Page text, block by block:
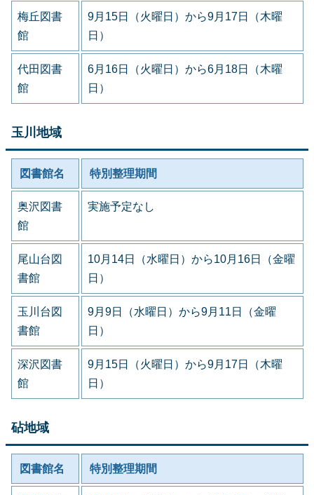
梅丘図書
館
9月15日（火曜日）から9月17日（木曜
日）
代田図書
館
6月16日（火曜日）から6月18日（木曜
日）
玉川地域
図書館名 特別整理期間
奥沢図書
館
実施予定なし
尾山台図
書館
10月14日（水曜日）から10月16日（金曜
日）
玉川台図
書館
9月9日（水曜日）から9月11日（金曜
日）
深沢図書
館
9月15日（火曜日）から9月17日（木曜
日）
砧地域
図書館名 特別整理期間